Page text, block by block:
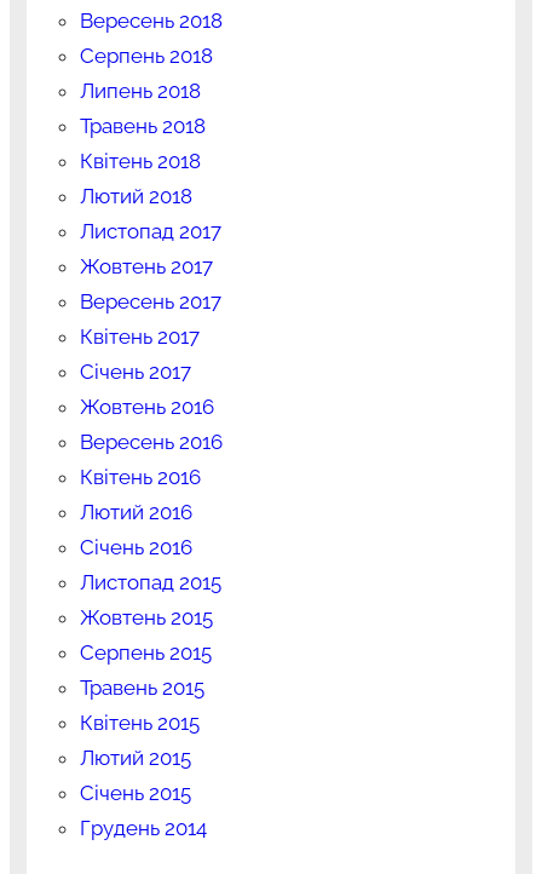
Вересень 2018
Серпень 2018
Липень 2018
Травень 2018
Квітень 2018
Лютий 2018
Листопад 2017
Жовтень 2017
Вересень 2017
Квітень 2017
Січень 2017
Жовтень 2016
Вересень 2016
Квітень 2016
Лютий 2016
Січень 2016
Листопад 2015
Жовтень 2015
Серпень 2015
Травень 2015
Квітень 2015
Лютий 2015
Січень 2015
Грудень 2014